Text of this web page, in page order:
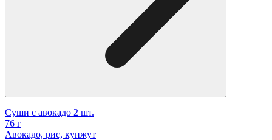
Суши c авокадо 2 шт.
76 г
Авокадо, рис, кунжут